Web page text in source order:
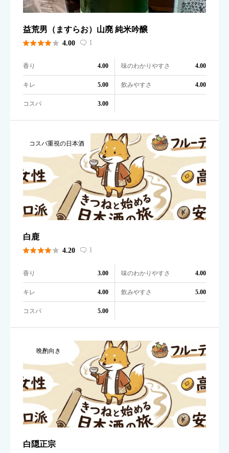
益荒男（ますらお）山廃 純米吟醸
 4.00  1
香り 4.00 味のわかりやすさ 4.00
キレ 5.00 飲みやすさ 4.00
コスパ 3.00
コスパ重視の日本酒
白鹿
 4.20  1
香り 3.00 味のわかりやすさ 4.00
キレ 4.00 飲みやすさ 5.00
コスパ 5.00
晩酌向き
白隠正宗